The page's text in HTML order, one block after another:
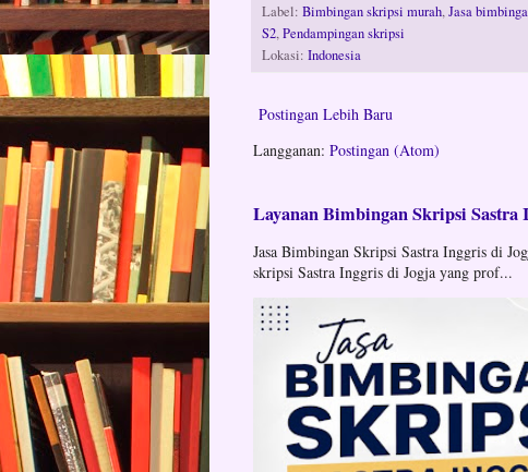
Label: Bimbingan skripsi murah,Jasa
S2,Pendampingan skripsi
Lokasi: Indonesia
Postingan Lebih Baru
Langganan: Postingan (Atom)
Layanan Bimbingan Skripsi Sastra
Jasa Bimbingan Skripsi Sastra Inggris di
skripsi Sastra Inggris di Jogja yang prof...